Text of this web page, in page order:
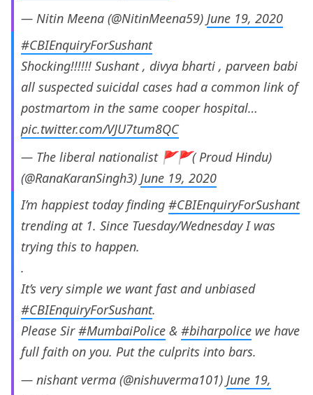
— Nitin Meena (@NitinMeena59) June 19, 2020
#CBIEnquiryForSushant
Shocking!!!!!! Sushant , divya bharti , parveen babi
all suspected suicidal cases had a common link of
postmartom in the same cooper hospital…
pic.twitter.com/VJU7tum8QC
— The liberal nationalist 🚩🚩( Proud Hindu)
(@RanaKaranSingh3) June 19, 2020
I’m happiest today finding #CBIEnquiryForSushant
trending at 1. Since Tuesday/Wednesday I was
trying this to happen.
.
It’s very simple we want fast and unbiased
#CBIEnquiryForSushant.
Please Sir#MumbaiPolice & #biharpolice we have
full faith on you. Put the culprits into bars.
— nishant verma (@nishuverma101) June 19,